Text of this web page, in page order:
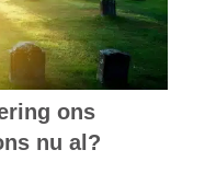
ons
nu al?